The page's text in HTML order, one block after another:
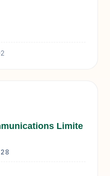
Limite